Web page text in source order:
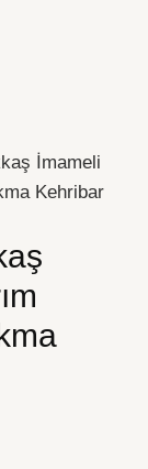
İmameli
Kehribar